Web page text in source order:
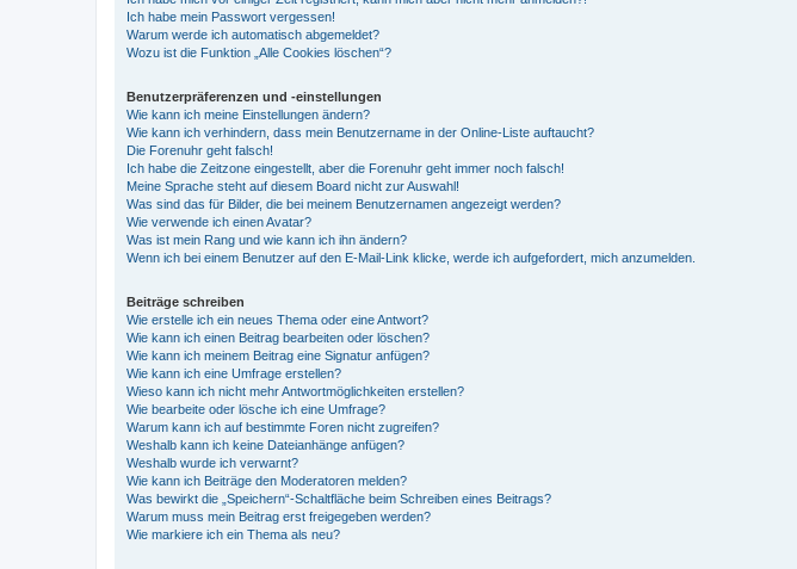
Ich habe mein Passwort vergessen!
Warum werde ich automatisch abgemeldet?
Wozu ist die Funktion „Alle Cookies löschen“?
Benutzerpräferenzen und -einstellungen
Wie kann ich meine Einstellungen ändern?
Wie kann ich verhindern, dass mein Benutzername in der Online-Liste auftaucht?
Die Forenuhr geht falsch!
Ich habe die Zeitzone eingestellt, aber die Forenuhr geht immer noch falsch!
Meine Sprache steht auf diesem Board nicht zur Auswahl!
Was sind das für Bilder, die bei meinem Benutzernamen angezeigt werden?
Wie verwende ich einen Avatar?
Was ist mein Rang und wie kann ich ihn ändern?
Wenn ich bei einem Benutzer auf den E-Mail-Link klicke, werde ich aufgefordert, mich anzumelden.
Beiträge schreiben
Wie erstelle ich ein neues Thema oder eine Antwort?
Wie kann ich einen Beitrag bearbeiten oder löschen?
Wie kann ich meinem Beitrag eine Signatur anfügen?
Wie kann ich eine Umfrage erstellen?
Wieso kann ich nicht mehr Antwortmöglichkeiten erstellen?
Wie bearbeite oder lösche ich eine Umfrage?
Warum kann ich auf bestimmte Foren nicht zugreifen?
Weshalb kann ich keine Dateianhänge anfügen?
Weshalb wurde ich verwarnt?
Wie kann ich Beiträge den Moderatoren melden?
Was bewirkt die „Speichern“-Schaltfläche beim Schreiben eines Beitrags?
Warum muss mein Beitrag erst freigegeben werden?
Wie markiere ich ein Thema als neu?